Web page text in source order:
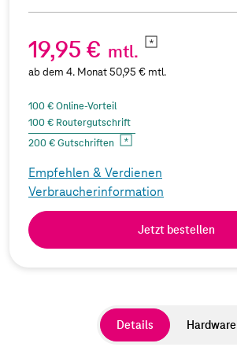
19,95 € mtl.
ab dem 4. Monat 50,95 € mtl.
100 € Online-Vorteil
100 € Routergutschrift
200 € Gutschriften
Empfehlen & Verdienen
Verbraucherinformation
Jetzt bestellen
Details Hardware